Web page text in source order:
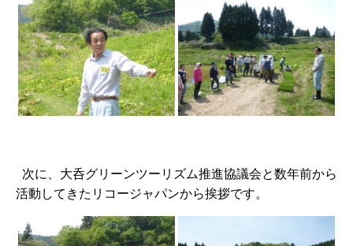
次に、大呑グリーンツーリズム推進協議会と数年前から
活動してきたリコージャパンから挨拶です。